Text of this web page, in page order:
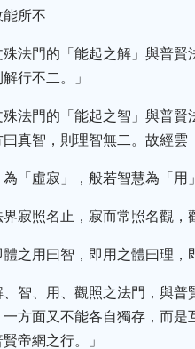
所不
法門的「能起之解」與普
行不二。」
法門的「能起之智」與普
真智，則理智無二。故經
「虛寂」，般若智慧為「用
寂照名止，寂而常照名觀，
之用曰智，即用之體曰理，
智、用、觀照之法門，與
方面又不能各自獨存，而
帝網之行。」